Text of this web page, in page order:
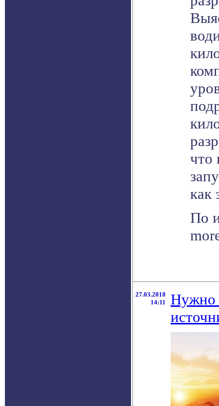
что
как
По
27.03.2018
14:11
Нужно